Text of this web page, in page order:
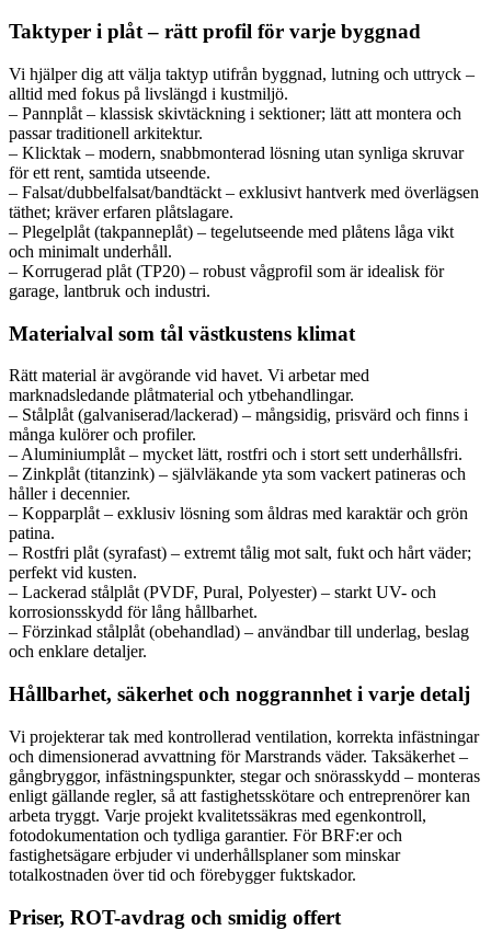
Taktyper i plåt – rätt profil för varje byggnad
Vi hjälper dig att välja taktyp utifrån byggnad, lutning och uttryck –
alltid med fokus på livslängd i kustmiljö.
– Pannplåt – klassisk skivtäckning i sektioner; lätt att montera och
passar traditionell arkitektur.
– Klicktak – modern, snabbmonterad lösning utan synliga skruvar
för ett rent, samtida utseende.
– Falsat/dubbelfalsat/bandtäckt – exklusivt hantverk med överlägsen
täthet; kräver erfaren plåtslagare.
– Plegelplåt (takpanneplåt) – tegelutseende med plåtens låga vikt
och minimalt underhåll.
– Korrugerad plåt (TP20) – robust vågprofil som är idealisk för
garage, lantbruk och industri.
Materialval som tål västkustens klimat
Rätt material är avgörande vid havet. Vi arbetar med
marknadsledande plåtmaterial och ytbehandlingar.
– Stålplåt (galvaniserad/lackerad) – mångsidig, prisvärd och finns i
många kulörer och profiler.
– Aluminiumplåt – mycket lätt, rostfri och i stort sett underhållsfri.
– Zinkplåt (titanzink) – självläkande yta som vackert patineras och
håller i decennier.
– Kopparplåt – exklusiv lösning som åldras med karaktär och grön
patina.
– Rostfri plåt (syrafast) – extremt tålig mot salt, fukt och hårt väder;
perfekt vid kusten.
– Lackerad stålplåt (PVDF, Pural, Polyester) – starkt UV- och
korrosionsskydd för lång hållbarhet.
– Förzinkad stålplåt (obehandlad) – användbar till underlag, beslag
och enklare detaljer.
Hållbarhet, säkerhet och noggrannhet i varje detalj
Vi projekterar tak med kontrollerad ventilation, korrekta infästningar
och dimensionerad avvattning för Marstrands väder. Taksäkerhet –
gångbryggor, infästningspunkter, stegar och snörasskydd – monteras
enligt gällande regler, så att fastighetsskötare och entreprenörer kan
arbeta tryggt. Varje projekt kvalitetssäkras med egenkontroll,
fotodokumentation och tydliga garantier. För BRF:er och
fastighetsägare erbjuder vi underhållsplaner som minskar
totalkostnaden över tid och förebygger fuktskador.
Priser, ROT-avdrag och smidig offert